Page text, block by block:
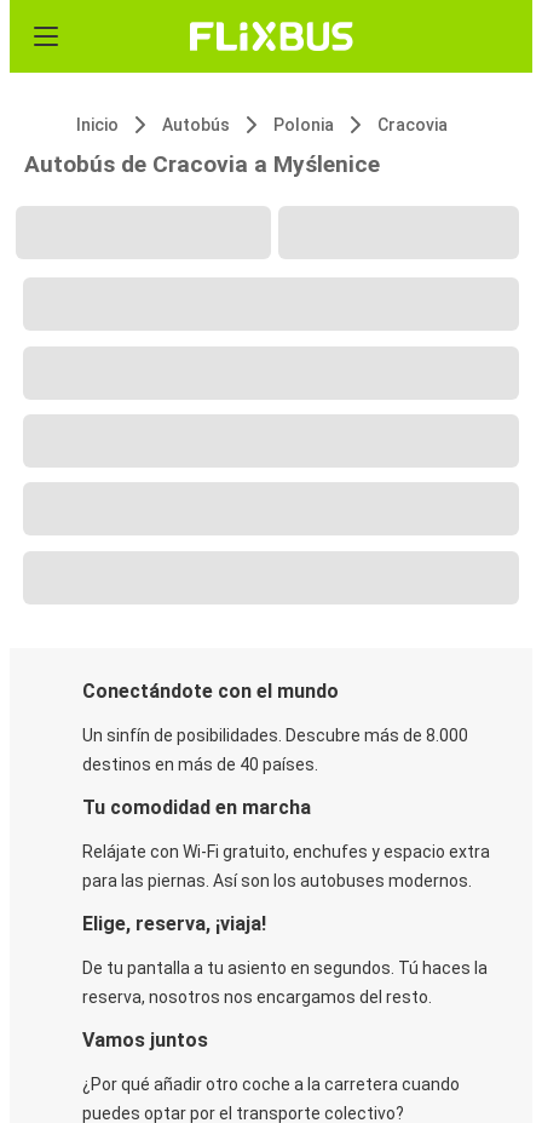
Inicio Autobús Polonia Cracovia
Autobús de Cracovia a Myślenice
Conectándote con el mundo
Un sinfín de posibilidades. Descubre más de 8.000
destinos en más de 40 países.
Tu comodidad en marcha
Relájate con Wi-Fi gratuito, enchufes y espacio extra
para las piernas. Así son los autobuses modernos.
Elige, reserva, ¡viaja!
De tu pantalla a tu asiento en segundos. Tú haces la
reserva, nosotros nos encargamos del resto.
Vamos juntos
¿Por qué añadir otro coche a la carretera cuando
puedes optar por el transporte colectivo?